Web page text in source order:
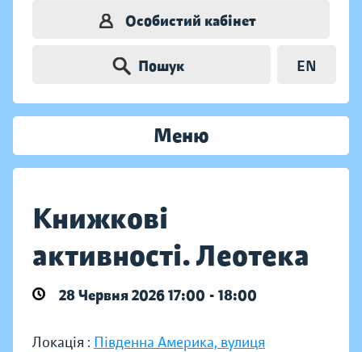
Особистий кабінет
Пошук EN
Меню
Книжкові
активності. Леотека
28 Червня 2026 17:00 - 18:00
Локація : Південна Америка, вулиця